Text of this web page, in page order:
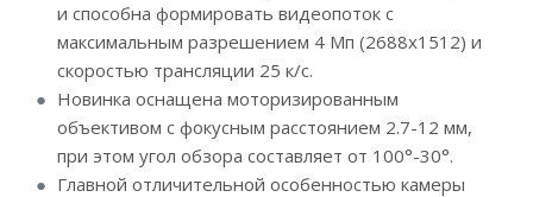
и способна формировать видеопоток с
максимальным разрешением 4 Мп (2688x1512) и
скоростью трансляции 25 к/с.
Новинка оснащена моторизированным
объективом с фокусным расстоянием 2.7-12 мм,
при этом угол обзора составляет от 100°-30°.
Главной отличительной особенностью камеры